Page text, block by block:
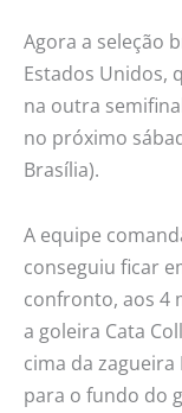
Agora a seleção
Estados Unidos,
na outra
no próximo
Brasília).
A equipe
conseguiu ficar
confronto, aos 4
a goleira Cata
cima da
para o fundo do